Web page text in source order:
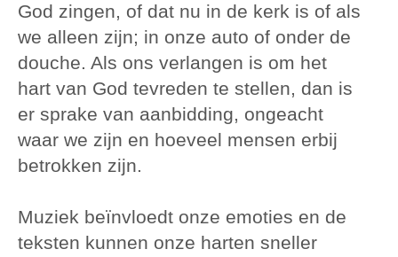
God zingen, of dat nu in de kerk is of als
we alleen zijn; in onze auto of onder de
douche. Als ons verlangen is om het
hart van God tevreden te stellen, dan is
er sprake van aanbidding, ongeacht
waar we zijn en hoeveel mensen erbij
betrokken zijn.
Muziek beïnvloedt onze emoties en de
teksten kunnen onze harten sneller